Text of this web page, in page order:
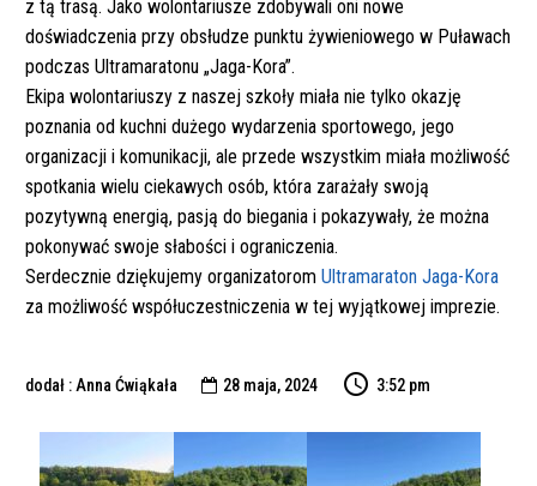
z tą trasą. Jako wolontariusze zdobywali oni nowe
doświadczenia przy obsłudze punktu żywieniowego w Puławach
podczas Ultramaratonu „Jaga-Kora”.
Ekipa wolontariuszy z naszej szkoły miała nie tylko okazję
poznania od kuchni dużego wydarzenia sportowego, jego
organizacji i komunikacji, ale przede wszystkim miała możliwość
spotkania wielu ciekawych osób, która zarażały swoją
pozytywną energią, pasją do biegania i pokazywały, że można
pokonywać swoje słabości i ograniczenia.
Serdecznie dziękujemy organizatorom Ultramaraton Jaga-Kora
za możliwość współuczestniczenia w tej wyjątkowej imprezie.
dodał : Anna Ćwiąkała  28 maja, 2024 3:52 pm